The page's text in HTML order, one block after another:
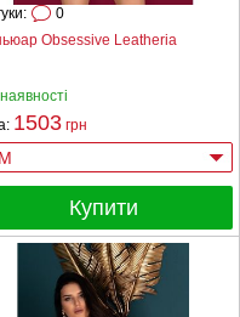
Obsessive Leatheria
0
1503 грн
Купити